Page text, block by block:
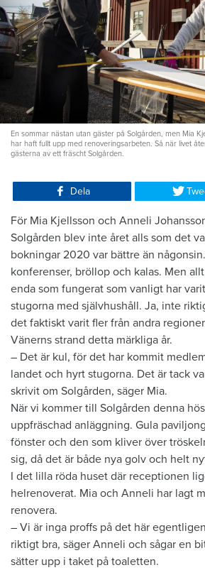
En sommar nästan utan gäster på Solgården, men Mia
har haft fullt upp med renoveringsarbeten. Så när livet
gästerna av ett fräscht Solgården.
Dela
För Mia Kjellsson och Anneli
Solgården blev inte året alls som det
bokningar 2020 var bättre än
konferenser, bröllop och kalas. Men
enda som fungerat som vanligt har
stugorna med självhushåll. Ja, inte
det faktiskt varit fler från andra
Vänerns strand detta märkliga år.
– Det är kul, för det har kommit
landet och hyrt stugorna. Det är tack
skrivit om Solgården, säger Mia.
När vi kommer till Solgården denna
uppfräschad anläggning. Gula
fönster och den som kliver över
sig, då det är både nya golv och helt
I det lilla röda huset där receptionen
helrenoverat. Mia och Anneli har lagt
renovera.
– Vi är inga proffs på det här
riktigt bra, säger Anneli och sågar en
sätter upp i taket på toaletten.